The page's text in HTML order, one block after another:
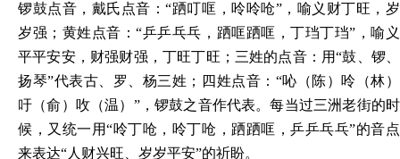
锣鼓点音，戴氏点音：“跴叮哐，呤呤呛”，喻义财丁旺，岁
岁强；黄姓点音：“乒乒乓乓，跴哐跴哐，丁珰丁珰”，喻义
平平安安，财强财强，丁旺丁旺；三姓的点音：用“鼓、锣、
扬琴”代表古、罗、杨三姓；四姓点音：“吣（陈）呤（林）
吁（俞）呚（温）”，锣鼓之音作代表。每当过三洲老街的时
候，又统一用“呤丁呛，呤丁呛，跴跴哐，乒乒乓乓”的音点
来表达“人财兴旺、岁岁平安”的祈盼。